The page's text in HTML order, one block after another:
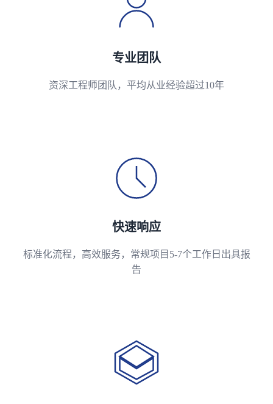
专业团队
资深工程师团队，平均从业经验超过10年
快速响应
标准化流程，高效服务，常规项目5-7个工作日出具报
告